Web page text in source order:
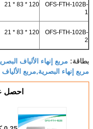
OFS-FTH-102B-
1
120 * 83 * 21
OFS-FTH-102B-
2
120 * 83 * 21
بطاقة: مربع إنهاء الألياف
مربع إنهاء البصرية,مربع الألياف
احصل